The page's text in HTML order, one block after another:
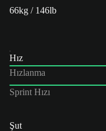
66kg / 146lb
Hız
Hızlanma
Sprint Hızı
Şut